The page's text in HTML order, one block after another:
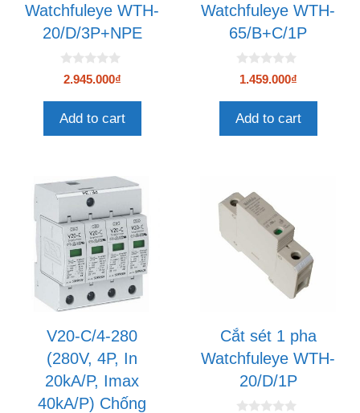
Watchfuleye WTH-
20/D/3P+NPE
0
n
à
2.945.000₫
Add to cart
Watchfuleye WTH-
65/B+C/1P
0
n
à
1.459.000₫
Add to cart
V20-C/4-280
(280V, 4P, In
20kA/P, Imax
40kA/P) Chống
Cắt sét 1 pha
Watchfuleye WTH-
20/D/1P